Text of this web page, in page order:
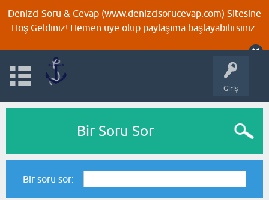
Denizci Soru & Cevap (www.denizcisorucevap.com) Sitesine
Hoş Geldiniz! Hemen üye olup paylaşıma başlayabilirsiniz.
Giriş
Bir Soru Sor
Bir soru sor: